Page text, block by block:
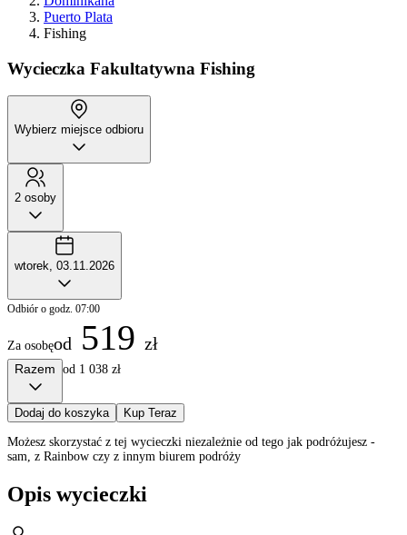
Puerto Plata
Fishing
Wycieczka Fakultatywna Fishing
Wybierz miejsce odbioru
2 osoby
wtorek, 03.11.2026
Odbiór o godz. 07:00
Za osobęod 519 zł
Razem od 1 038 zł
Dodaj do koszyka Kup Teraz
Możesz skorzystać z tej wycieczki niezależnie od tego jak podróżujesz -
sam, z Rainbow czy z innym biurem podróży
Opis wycieczki